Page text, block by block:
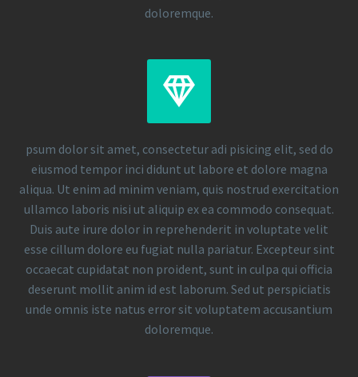
doloremque.


psum dolor sit amet, consectetur adi pisicing elit, sed do
eiusmod tempor inci didunt ut labore et dolore magna
aliqua. Ut enim ad minim veniam, quis nostrud exercitation
ullamco laboris nisi ut aliquip ex ea commodo consequat.
Duis aute irure dolor in reprehenderit in voluptate velit
esse cillum dolore eu fugiat nulla pariatur. Excepteur sint
occaecat cupidatat non proident, sunt in culpa qui officia
deserunt mollit anim id est laborum. Sed ut perspiciatis
unde omnis iste natus error sit voluptatem accusantium
doloremque.